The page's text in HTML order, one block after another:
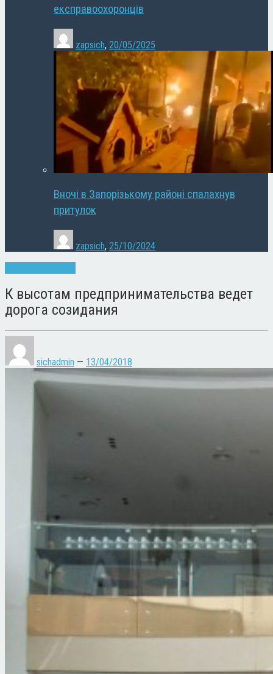
експравоохоронців
zapsich, 20/05/2025
Вночі в Запорізькому районі спалахнув
притулок
zapsich, 25/10/2024
К высотам предпринимательства ведет
дорога созидания
sichadmin — 13/04/2018